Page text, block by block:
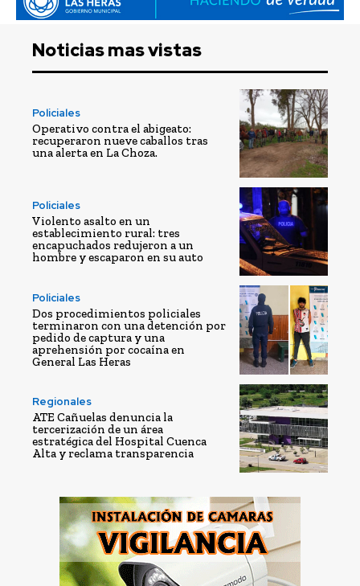
Noticias mas vistas
Policiales
Operativo contra el abigeato:
recuperaron nueve caballos tras
una alerta en La Choza.
Policiales
Violento asalto en un
establecimiento rural: tres
encapuchados redujeron a un
hombre y escaparon en su auto
Policiales
Dos procedimientos policiales
terminaron con una detención por
pedido de captura y una
aprehensión por cocaína en
General Las Heras
Regionales
ATE Cañuelas denuncia la
tercerización de un área
estratégica del Hospital Cuenca
Alta y reclama transparencia